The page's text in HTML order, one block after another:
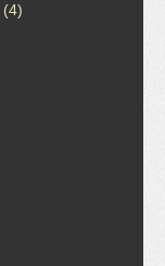
(4)